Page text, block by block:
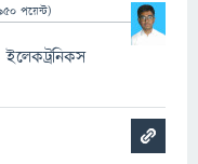
পয়েন্ট)